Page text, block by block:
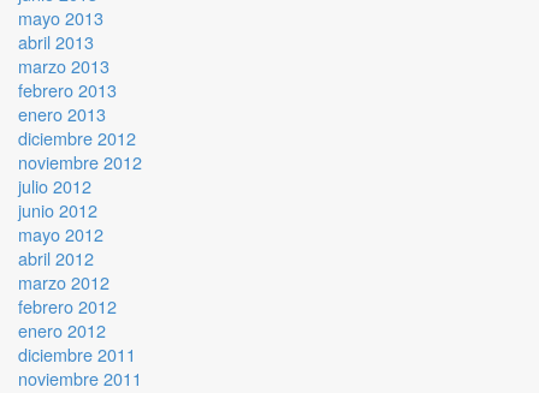
mayo 2013
abril 2013
marzo 2013
febrero 2013
enero 2013
diciembre 2012
noviembre 2012
julio 2012
junio 2012
mayo 2012
abril 2012
marzo 2012
febrero 2012
enero 2012
diciembre 2011
noviembre 2011